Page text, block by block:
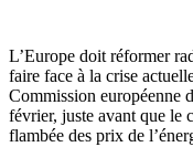
L’Europe doit réformer
faire face à la crise
Commission européenne
février, juste avant que le
flambée des prix de